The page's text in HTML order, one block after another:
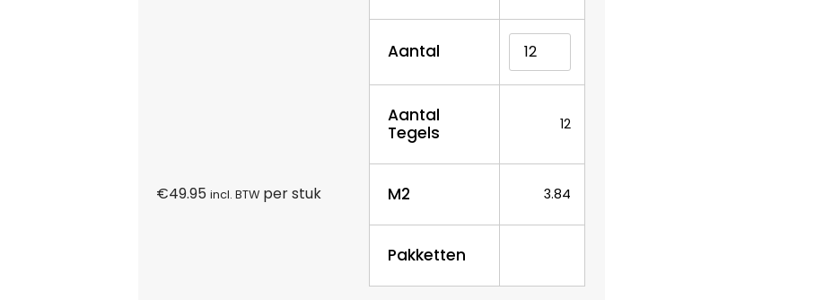
€49.95 incl. BTW per stuk
Aantal
Aantal
Tegels
12
M2 3.84
Pakketten